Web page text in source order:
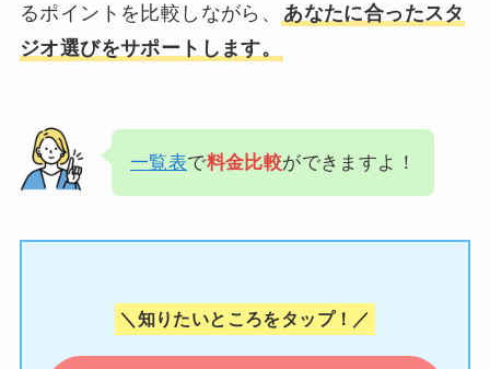
るポイントを比較しながら、
あなたに合ったスタ
ジオ選びをサポートします。
一覧表で料金比較ができますよ！
＼知りたいところをタップ！／